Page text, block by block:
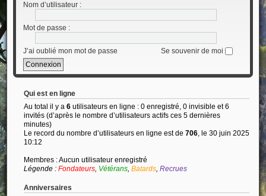
Nom d’utilisateur :
Mot de passe :
J’ai oublié mon mot de passe Se souvenir de moi
Qui est en ligne
Au total il y a 6utilisateurs en ligne : 0 enregistré, 0 invisible et 6
invités (d’après le nombre d’utilisateurs actifs ces 5 dernières
minutes)
Le record du nombre d’utilisateurs en ligne est de 706, le 30 juin 2025
10:12
Membres : Aucun utilisateur enregistré
Légende : Fondateurs, Vétérans, Batards, Recrues
Anniversaires